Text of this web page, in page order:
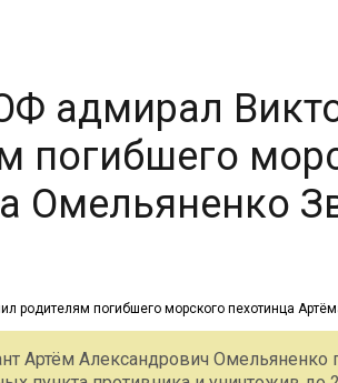
адмирал
погибшего
Омельяненко
Артём Александрович Омельяненко